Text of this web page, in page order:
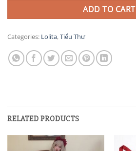
ADD TO CART
Categories: Lolita,Tiểu Thư
RELATED PRODUCTS